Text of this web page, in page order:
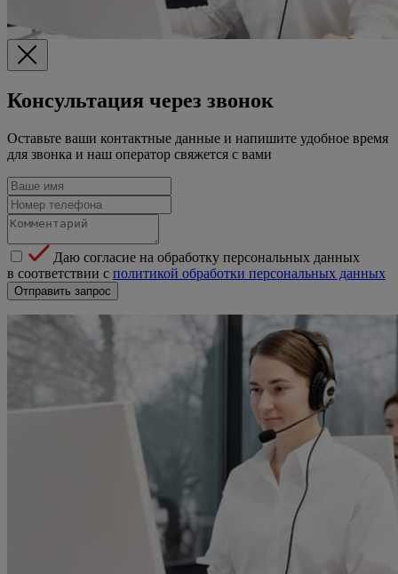
Консультация через звонок
Оставьте ваши контактные данные и напишите удобное время
для звонка и наш оператор свяжется с вами
Даю согласие на обработку персональных данных
в соответствии с политикой обработки персональных данных
Отправить запрос